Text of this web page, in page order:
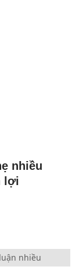
nhiều
lợi
nhiều